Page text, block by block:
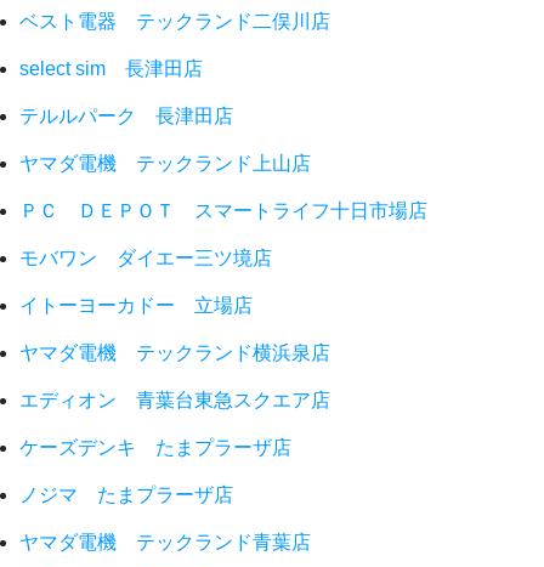
ベスト電器 テックランド二俣川店
select sim 長津田店
テルルパーク 長津田店
ヤマダ電機 テックランド上山店
ＰＣ ＤＥＰＯＴ スマートライフ十日市場店
モバワン ダイエー三ツ境店
イトーヨーカドー 立場店
ヤマダ電機 テックランド横浜泉店
エディオン 青葉台東急スクエア店
ケーズデンキ たまプラーザ店
ノジマ たまプラーザ店
ヤマダ電機 テックランド青葉店